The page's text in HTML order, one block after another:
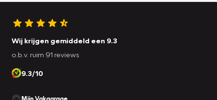
Wij krijgen gemiddeld een 9.3
o.b.v. ruim 91 reviews
9.3/10
Mijn Vakgarage